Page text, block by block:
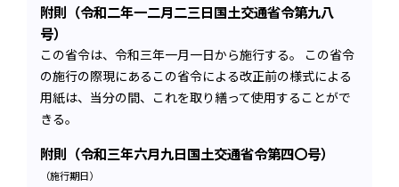
附則（令和二年一二月二三日国土交通省令第九八
号）
この省令は、令和三年一月一日から施行する。 この省令
の施行の際現にあるこの省令による改正前の様式による
用紙は、当分の間、これを取り繕って使用することがで
きる。
附則（令和三年六月九日国土交通省令第四〇号）
（施行期日）